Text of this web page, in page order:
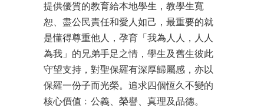
提供優質的教育給本地學生，教學生寬
恕、盡公民責任和愛人如己，最重要的就
是懂得尊重他人，孕育「我為人人，人人
為我」的兄弟手足之情，學生及舊生彼此
守望支持，對聖保羅有深厚歸屬感，亦以
保羅一份子而光榮。追求四個恆久不變的
核心價值﹕公義、榮譽、真理及品德。